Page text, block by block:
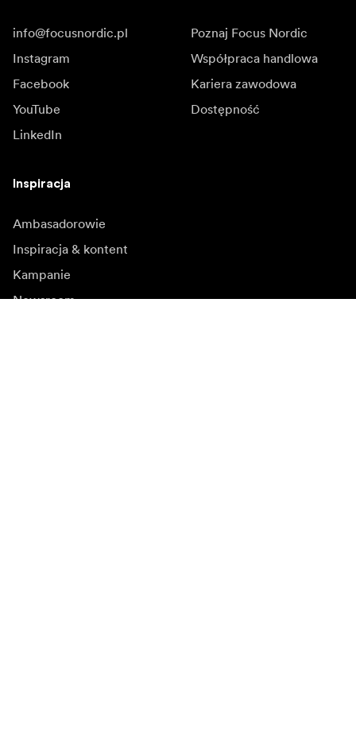
info@focusnordic.pl
Instagram
Facebook
YouTube
LinkedIn
Poznaj Focus Nordic
Współpraca handlowa
Kariera zawodowa
Dostępność
Inspiracja
Ambasadorowie
Inspiracja & kontent
Kampanie
Newsroom